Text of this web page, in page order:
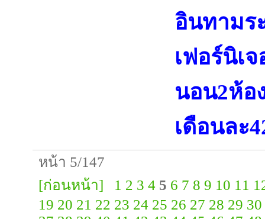
อินทามร
เฟอร์นิเ
นอน2ห้อ
เดือนละ
หน้า 5/147
[ก่อนหน้า]
1 2 3 4 5 6 7 8 9 10 11
19 20 21 22 23 24 25 26 27 28 29 30